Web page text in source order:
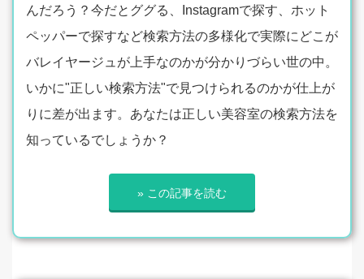
んだろう？今だとググる、Instagramで探す、ホット
ペッパーで探すなど検索方法の多様化で実際にどこが
バレイヤージュが上手なのかが分かりづらい世の中。
いかに"正しい検索方法"で見つけられるのかが仕上が
りに差が出ます。あなたは正しい美容室の検索方法を
知っているでしょうか？
» この記事を読む